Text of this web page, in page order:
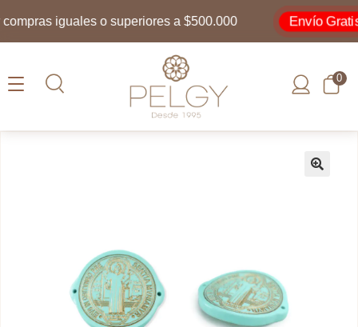
iguales o superiores a $500.000 Envío Gratis
0